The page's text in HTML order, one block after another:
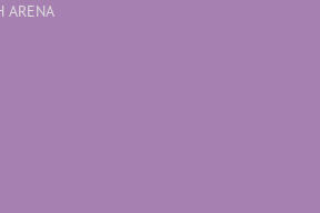
ARENA